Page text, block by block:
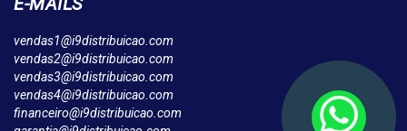
vendas1@i9distribuicao.com
vendas2@i9distribuicao.com
vendas3@i9distribuicao.com
vendas4@i9distribuicao.com
financeiro@i9distribuicao.com